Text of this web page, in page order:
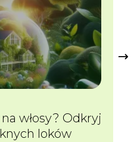
włosy? Odkryj
loków